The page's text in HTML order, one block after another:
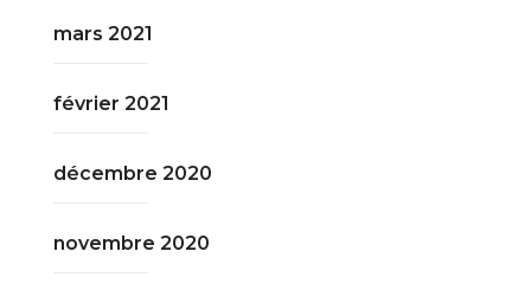
mars 2021
février 2021
décembre 2020
novembre 2020